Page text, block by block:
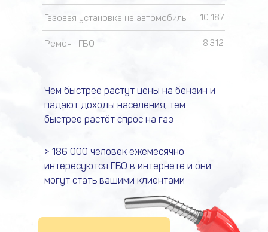
Чем быстрее растут цены на бензин и
падают доходы населения, тем
быстрее растёт спрос на газ
> 186 000 человек ежемесячно
интересуются ГБО в интернете и они
могут стать вашими клиентами
Газовая установка на автомобиль
Ремонт ГБО
10 187
8 312